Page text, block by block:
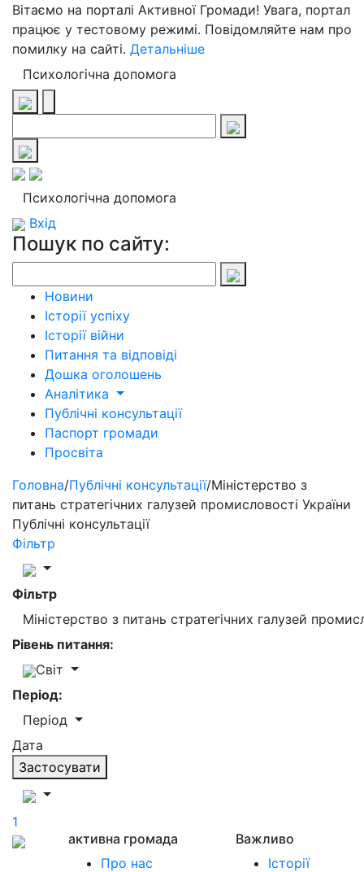
Вітаємо на порталі Активної Громади! Увага, портал
працює у тестовому режимі. Повідомляйте нам про
помилку на сайті. Детальніше
Психологічна допомога
Психологічна допомога
Вхід
Пошук по сайту:
Новини
Історії успіху
Історії війни
Питання та відповіді
Дошка оголошень
Аналітика
Публічні консультації
Паспорт громади
Просвіта
Головна/Публічні консультації/Міністерство з
питань стратегічних галузей промисловості України
Публічні консультації
Фільтр
Фільтр
Міністерство з питань стратегічних галузей
Рівень питання:
Світ
Період:
Період
Дата
Застосувати
1
активна громада
Про нас
Важливо
Історії